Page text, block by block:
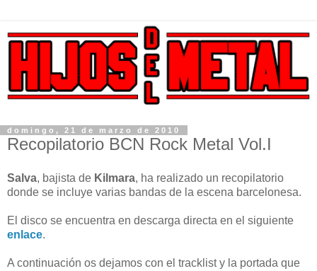
domingo, 21 de marzo de 2010
Recopilatorio BCN Rock Metal Vol.I
Salva, bajista de Kilmara, ha realizado un recopilatorio
donde se incluye varias bandas de la escena barcelonesa.
El disco se encuentra en descarga directa en el siguiente
enlace.
A continuación os dejamos con el tracklist y la portada que